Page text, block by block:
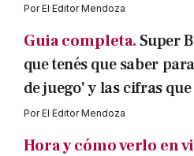
PorEl Editor Mendoza
Guia completa. Super
que tenés que saber
de juego' y las cifras
PorEl Editor Mendoza
Hora y cómo verlo en